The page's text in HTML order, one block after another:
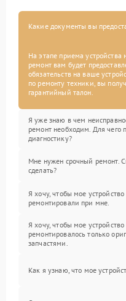
Какие документы вы
На этапе приема
ремонт вам будет
обязательств на ваше
по ремонту техники, вы
гарантийный талон.
Я уже знаю в чем
ремонт необходим. Для чего
диагностику?
Мне нужен срочный ремонт.
сделать?
Я хочу, чтобы мое устройство
ремонтировали при мне.
Я хочу, чтобы мое устройство
ремонтировалось только
запчастями.
Как я узнаю, что мое